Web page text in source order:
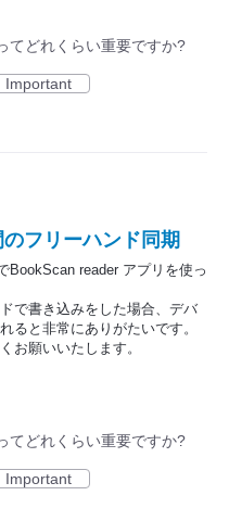
てどれくらい重要ですか?
Important
フリーハンド同期
BookScan reader アプリを使っ
で書き込みをした場合、デバ
ると非常にありがたいです。
お願いいたします。
てどれくらい重要ですか?
Important